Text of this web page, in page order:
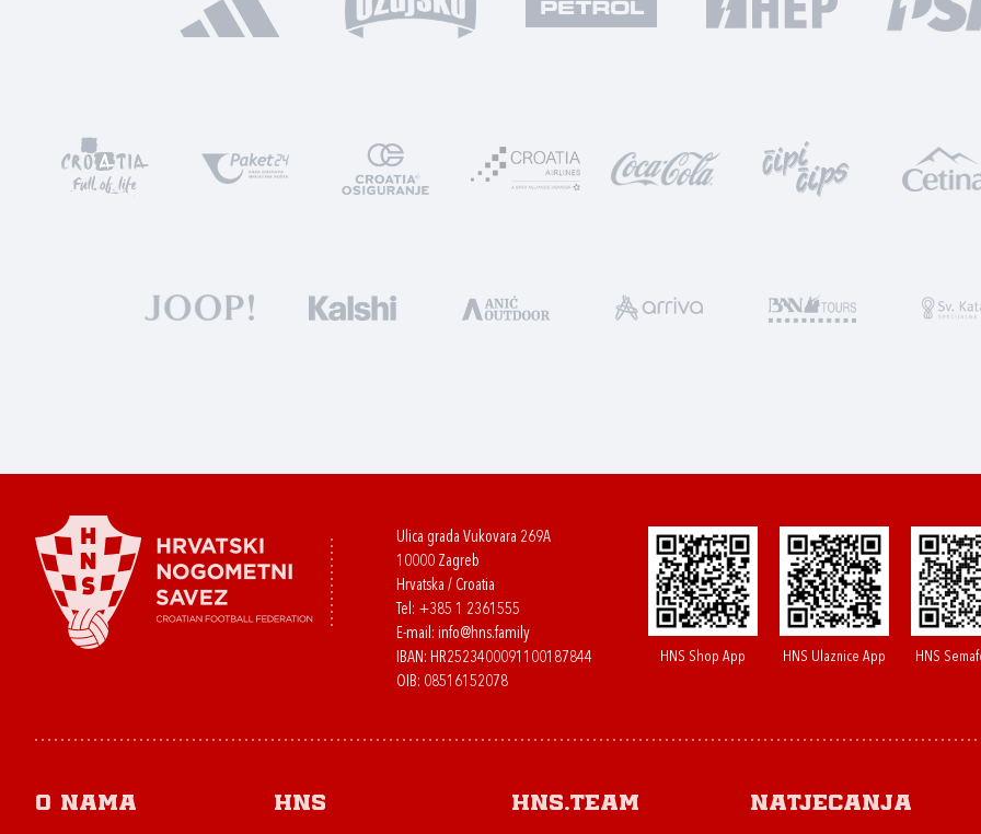
Ulica grada Vukovara 269A
10000 Zagreb
Hrvatska / Croatia
Tel: +385 1 2361555
E-mail: info@hns.family
IBAN: HR2523400091100187844
OIB: 08516152078
HNS Shop App HNS Ulaznice App HNS
O nama HNS HNS.team Natjecanja